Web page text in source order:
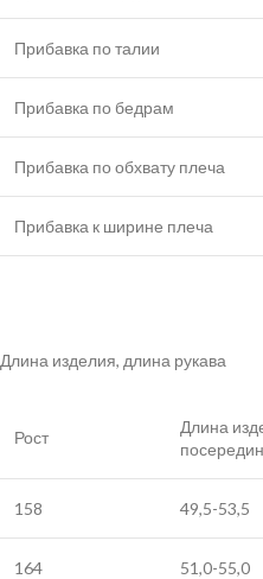
Прибавка по талии
Прибавка по бедрам
Прибавка по обхвату плеча
Прибавка к ширине плеча
Длина изделия, длина рукава
Рост
Длина
158 49,5-53,5
164 51,0-55,0